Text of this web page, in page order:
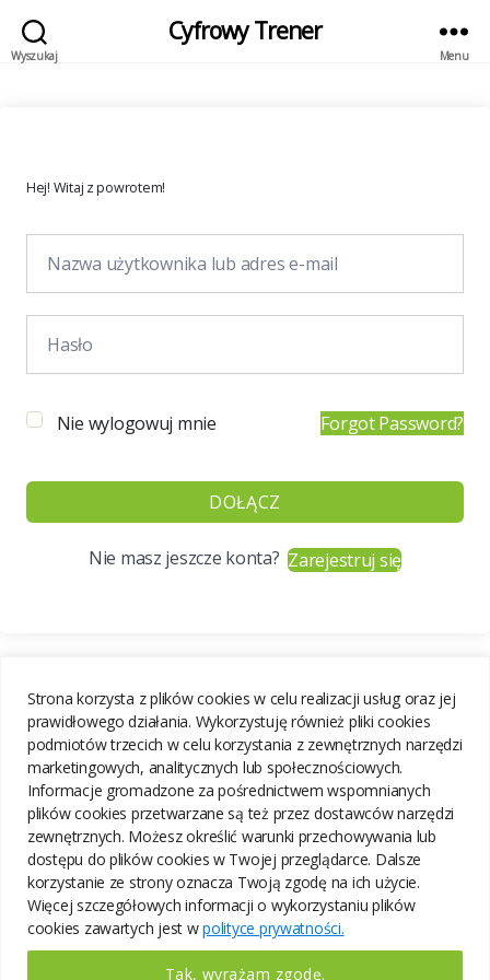
Strona korzysta z plików cookies w celu realizacji usług oraz jej
prawidłowego działania. Wykorzystuję również pliki cookies
podmiotów trzecich w celu korzystania z zewnętrznych narzędzi
marketingowych, analitycznych lub społecznościowych.
Informacje gromadzone za pośrednictwem wspomnianych
plików cookies przetwarzane są też przez dostawców narzędzi
zewnętrznych. Możesz określić warunki przechowywania lub
dostępu do plików cookies w Twojej przeglądarce. Dalsze
korzystanie ze strony oznacza Twoją zgodę na ich użycie.
Więcej szczegółowych informacji o wykorzystaniu plików
cookies zawartych jest wpolityce prywatności.
Tak, wyrażam zgodę.
Wyszukaj
Cyfrowy Trener
Menu
Hej! Witaj z powrotem!
Nie wylogowuj mnie Forgot Password?
DOŁĄCZ
Nie masz jeszcze konta?Zarejestruj się